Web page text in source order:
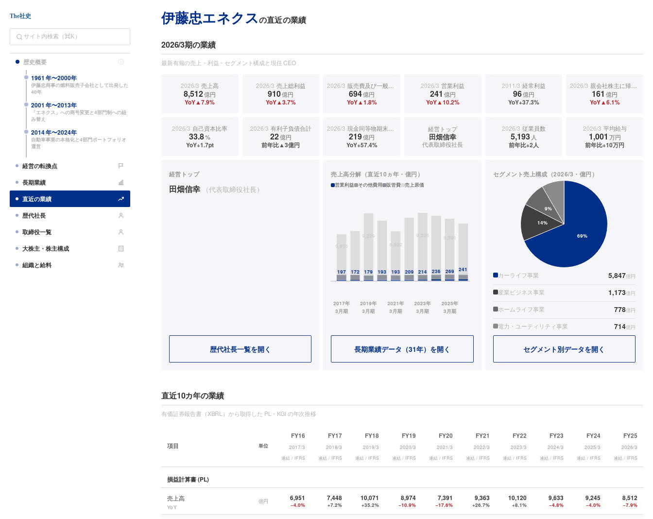
The社史
歴史概要
1961 年〜2000年
伊藤忠商事の燃料販売子会社として出発した
40年
2001 年〜2013年
「エネクス」への商号変更と4部門制への組
み替え
2014年〜2024年
自動車事業の本格化と4部門ポートフォリオ
運営
経営の転換点
長期業績
直近の業績
歴代社長
取締役一覧
大株主・株主構成
組織と給料
伊藤忠エネクスの直近の業績
2026/3期の業績
最新有報の売上・利益・セグメント構成と現任 CEO
2026/3 売上高
8,512億円
YoY▲7.9%
2026/3 売上総利益
910億円
YoY▲3.7%
2026/3 販売費及び一般管理費
694億円
YoY▲1.8%
2026/3 営業利益
241 億円
YoY▲10.2%
2011/3 経常利益
96億円
YoY+37.3%
2026/3 親会社株主に帰属する当期純利益
161 億円
YoY▲6.1%
2026/3 自己資本比率
33.8%
YoY+1.7pt
2026/3 有利子負債合計
22億円
前年比▲3億円
2026/3 現金同等物期末残高
219億円
YoY+57.4%
経営トップ
田畑信幸
代表取締役社長
2026/3 従業員数
5,193 人
前年比+2人
2026/3 平均給与
1,001 万円
前年比+10万円
経営トップ
田畑信幸 （代表取締役社長）
歴代社長一覧を開く
売上高分解（直近10ヵ年・億円）
営業利益 その他費用 販管費 売上原価
長期業績データ（31年）を開く
セグメント売上構成（2026/3・億円）
カーライフ事業 5,847億円
産業ビジネス事業 1,173億円
ホームライフ事業 778億円
電力・ユーティリティ事業 714億円
セグメント別データを開く
直近10カ年の業績
有価証券報告書（XBRL）から取得した PL・KGI の年次推移
項目 単位
FY16
2017/3
連結 / IFRS
FY17
2018/3
連結 / IFRS
FY18
2019/3
連結 / IFRS
FY19
2020/3
連結 / IFRS
FY20
2021/3
連結 / IFRS
FY21
2022/3
連結 / IFRS
FY22
2023/3
連結 / IFRS
FY23
2024/3
連結 / IFRS
FY24
2025/3
連結 / IFRS
FY25
2026/3
連結 / IFRS
損益計算書 (PL)
売上高
YoY
億円 6,951
−4.0%
7,448
+7.2%
10,071
+35.2%
8,974
−10.9%
7,391
−17.6%
9,363
+26.7%
10,120
+8.1%
9,633
−4.8%
9,245
−4.0%
8,512
−7.9%